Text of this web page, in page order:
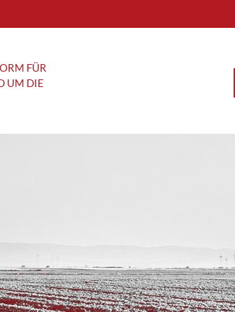
FÜR
UM DIE
Anleger über IPOs wissen sollten
Wenn Notenbanken sprechen, hören